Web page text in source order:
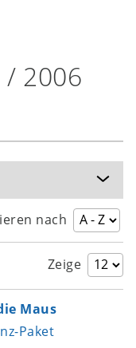
/ 2006
nach
Zeige
Maus
Paket